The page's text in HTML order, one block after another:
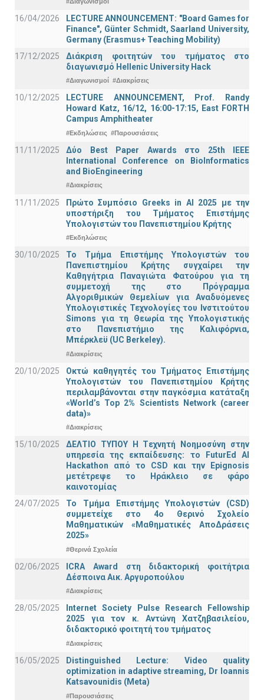
16/04/2026
LECTURE ANNOUNCEMENT: "Board Games for
Finance", Günter Schmidt, Saarland University,
Germany (Erasmus+ Teaching Mobility)
17/12/2025
Διάκριση φοιτητών του τμήματος στο
διαγωνισμό Hellenic University Hack
#Διαγωνισμοί #Διακρίσεις
10/12/2025
LECTURE ANNOUNCEMENT, Prof. Randy
Howard Katz, 16/12, 16:00-17:15, East FORTH
Campus Amphitheater
#Εκδηλώσεις #Παρουσιάσεις
11/11/2025
Δύο Best Paper Awards στο 25th IEEE
International Conference on BioInformatics
and BioEngineering
#Διακρίσεις
11/11/2025
Πρώτο Συμπόσιο Greeks in AI 2025 με την
υποστήριξη του Τμήματος Επιστήμης
Υπολογιστών του Πανεπιστημίου Κρήτης
#Εκδηλώσεις
30/10/2025
Το Τμήμα Επιστήμης Υπολογιστών του
Πανεπιστημίου Κρήτης συγχαίρει την
Καθηγήτρια Παναγιώτα Φατούρου για τη
συμμετοχή της στο Πρόγραμμα
Αλγοριθμικών Θεμελίων για Αναδυόμενες
Υπολογιστικές Τεχνολογίες του Ινστιτούτου
Simons για τη Θεωρία της Υπολογιστικής
στο Πανεπιστήμιο της Καλιφόρνια,
Μπέρκλεϋ (UC Berkeley).
#Διακρίσεις
20/10/2025
Οκτώ καθηγητές του Τμήματος Επιστήμης
Υπολογιστών του Πανεπιστημίου Κρήτης
περιλαμβάνονται στην παγκόσμια κατάταξη
«World’s Top 2% Scientists Network (career
data)»
#Διακρίσεις
15/10/2025
ΔΕΛΤΙΟ ΤΥΠΟΥ H Tεχνητή Νοημοσύνη στην
υπηρεσία της εκπαίδευσης: το FuturEd AI
Hackathon από το CSD και την Epignosis
μετέτρεψε το Ηράκλειο σε φάρο
καινοτομίας
24/07/2025
Το Τμήμα Επιστήμης Υπολογιστών (CSD)
συμμετείχε στο 4ο Θερινό Σχολείο
Μαθηματικών «Μαθηματικές ΑποΔράσεις
2025»
#Θερινά Σχολεία
02/06/2025
ICRA Award στη διδακτορική φοιτήτρια
Δέσποινα Αικ. Αργυροπούλου
#Διακρίσεις
28/05/2025
Internet Society Pulse Research Fellowship
2025 για τον κ. Αντώνη Χατζηβασιλείου,
διδακτορικό φοιτητή του τμήματος
#Διακρίσεις
16/05/2025
Distinguished Lecture: Video quality
optimization in adaptive streaming, Dr Ioannis
Katsavounidis (Meta)
#Παρουσιάσεις